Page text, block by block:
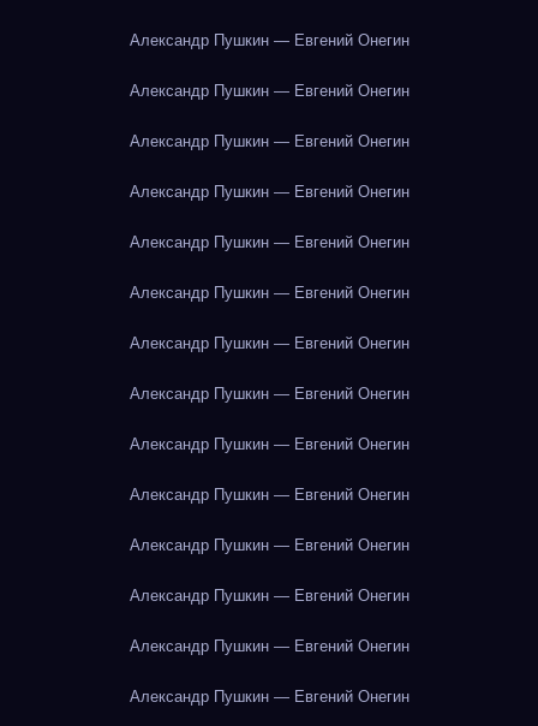
Александр Пушкин — Евгений Онегин
Александр Пушкин — Евгений Онегин
Александр Пушкин — Евгений Онегин
Александр Пушкин — Евгений Онегин
Александр Пушкин — Евгений Онегин
Александр Пушкин — Евгений Онегин
Александр Пушкин — Евгений Онегин
Александр Пушкин — Евгений Онегин
Александр Пушкин — Евгений Онегин
Александр Пушкин — Евгений Онегин
Александр Пушкин — Евгений Онегин
Александр Пушкин — Евгений Онегин
Александр Пушкин — Евгений Онегин
Александр Пушкин — Евгений Онегин